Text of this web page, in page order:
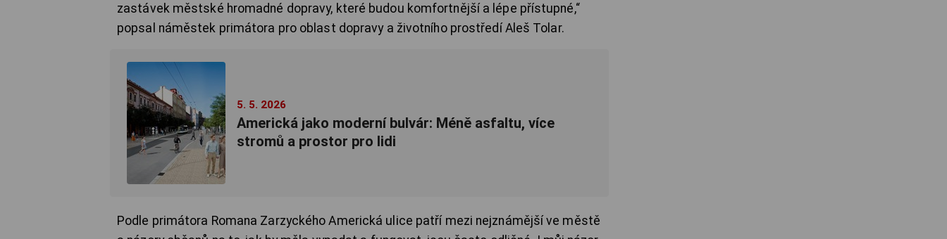
zastávek městské hromadné dopravy, které budou komfortnější a lépe přístupné,“
popsal náměstek primátora pro oblast dopravy a životního prostředí Aleš Tolar.
5. 5. 2026
Americká jako moderní bulvár: Méně asfaltu, více
stromů a prostor pro lidi
Podle primátora Romana Zarzyckého Americká ulice patří mezi nejznámější ve městě